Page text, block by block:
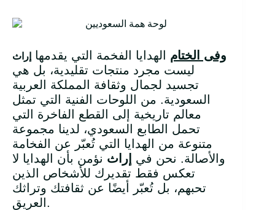
وفى الختام الهدايا الفخمة التي يقدمها إراث
ليست مجرد منتجات تقليدية، بل هي
تجسيد لجمال وثقافة المملكة العربية
السعودية. من اللوحات الفنية التي تمثل
معالم تاريخية إلى القطع الفاخرة التي
تحمل الطابع السعودي، لدينا مجموعة
متنوعة من الهدايا التي تُعبّر عن الفخامة
والأصالة. نحن في إراث نؤمن بأن الهدايا لا
تعكس فقط تقديرك للأشخاص الذين
تحبهم، بل تُعبّر أيضًا عن ثقافتك وتراثك
العريق.